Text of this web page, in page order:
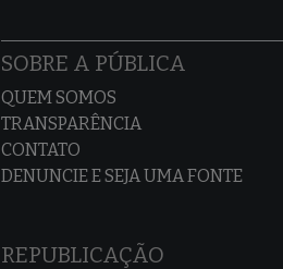
SOBRE A PÚBLICA
QUEM SOMOS
TRANSPARÊNCIA
CONTATO
DENUNCIE E SEJA UMA FONTE
REPUBLICAÇÃO